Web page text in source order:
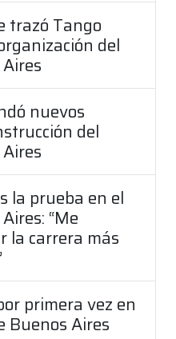
trazó Tango
del
nuevos
del
la prueba en el
“Me
la carrera más
primera vez en
Buenos Aires